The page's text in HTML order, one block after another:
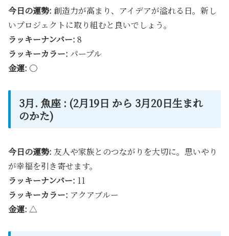
今日の運勢: 創造力が高まり、アイデアが溢れる日。新し
いプロジェクトに取り組むと良いでしょう。
ラッキーナンバー: 8
ラッキーカラー: パープル
金運: 〇
3月. 魚座 : (2月19日 から 3月20日生まれ
のかた)
今日の運勢: 友人や家族とのつながりを大切に。思いやり
が幸福を引き寄せます。
ラッキーナンバー: 11
ラッキーカラー: アクアブルー
金運: △